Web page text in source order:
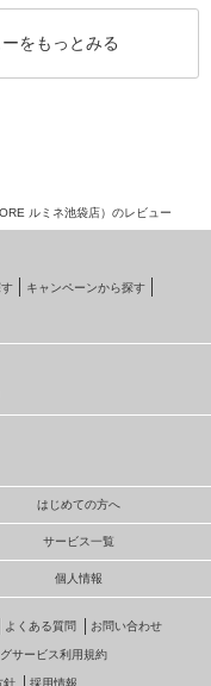
をもっとみる
ルミネ池袋店）のレビュー
キャンペーンから探す
はじめての方へ
サービス一覧
個人情報
よくある質問 お問い合わせ
サービス利用規約